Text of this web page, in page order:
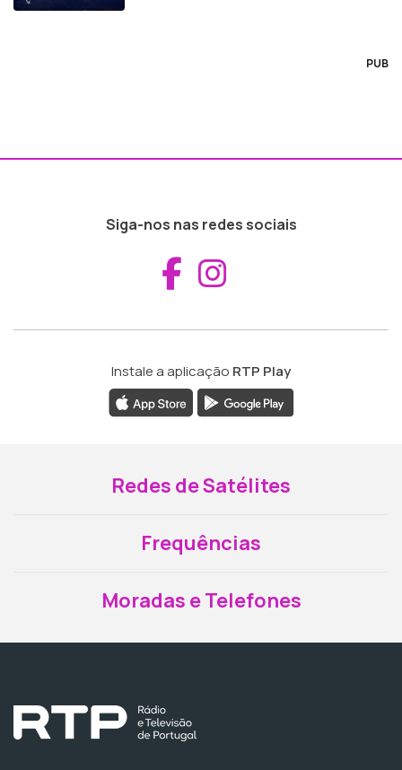
PUB
Siga-nos nas redes sociais
Aceder ao
Instale a aplicação RTP Play
Redes de Satélites
Frequências
Moradas e Telefones